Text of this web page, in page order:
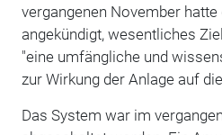
vergangenen November
angekündigt, wesentliches
"eine umfängliche und
zur Wirkung der Anlage auf
Das System war im